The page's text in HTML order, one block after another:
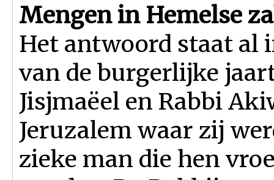
Mengen in Hemelse
Het antwoord staat al
van de burgerlijke
Jisjmaëel en Rabbi
Jeruzalem waar zij
zieke man die hen